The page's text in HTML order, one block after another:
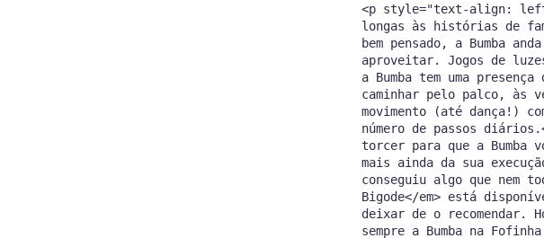
<p style="text-align:
longas às histórias de
bem pensado, a Bumba
aproveitar. Jogos de
a Bumba tem uma
caminhar pelo palco, às
movimento (até dança!)
número de passos
torcer para que a
mais ainda da sua
conseguiu algo que nem
Bigode</em> está
deixar de o recomendar.